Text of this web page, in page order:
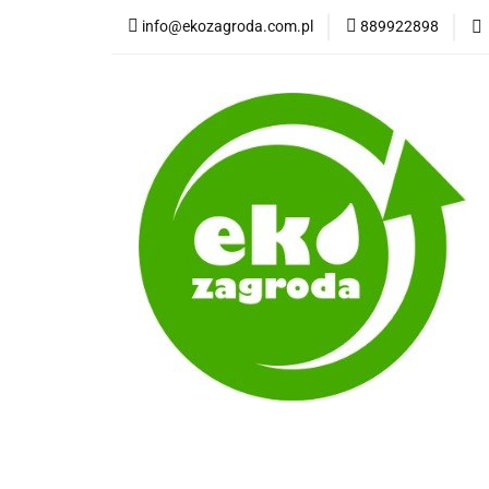
info@ekozagroda.com.pl 889922898